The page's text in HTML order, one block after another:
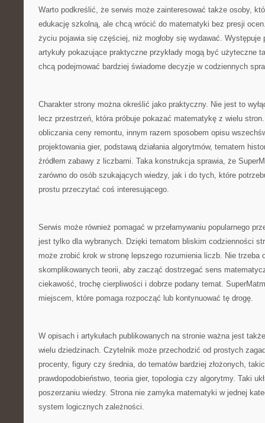
Warto podkreślić, że serwis może zainteresować także osoby,
edukację szkolną, ale chcą wrócić do matematyki bez presji
życiu pojawia się częściej, niż mogłoby się wydawać. Występuje
artykuły pokazujące praktyczne przykłady mogą być użyteczne
chcą podejmować bardziej świadome decyzje w codziennych
Charakter strony można określić jako praktyczny. Nie jest to
lecz przestrzeń, która próbuje pokazać matematykę z wielu
obliczania ceny remontu, innym razem sposobem opisu
projektowania gier, podstawą działania algorytmów, tematem
źródłem zabawy z liczbami. Taka konstrukcja sprawia, że
zarówno do osób szukających wiedzy, jak i do tych, które
prostu przeczytać coś interesującego.
Serwis może również pomagać w przełamywaniu popularnego
jest tylko dla wybranych. Dzięki tematom bliskim codzienności
może zrobić krok w stronę lepszego rozumienia liczb. Nie trzeba
skomplikowanych teorii, aby zacząć dostrzegać sens
ciekawość, trochę cierpliwości i dobrze podany temat.
miejscem, które pomaga rozpocząć lub kontynuować tę drogę.
W opisach i artykułach publikowanych na stronie ważna jest
wielu dziedzinach. Czytelnik może przechodzić od prostych
procenty, figury czy średnia, do tematów bardziej złożonych,
prawdopodobieństwo, teoria gier, topologia czy algorytmy. Taki
poszerzaniu wiedzy. Strona nie zamyka matematyki w jednej
system logicznych zależności.